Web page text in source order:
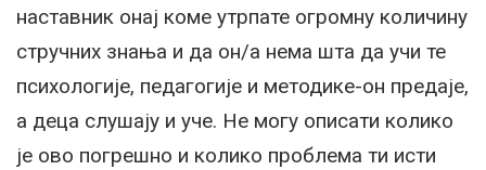
наставник онај коме утрпате огромну количину
стручних знања и да он/а нема шта да учи те
психологије, педагогије и методике-он предаје,
а деца слушају и уче. Не могу описати колико
је ово погрешно и колико проблема ти исти